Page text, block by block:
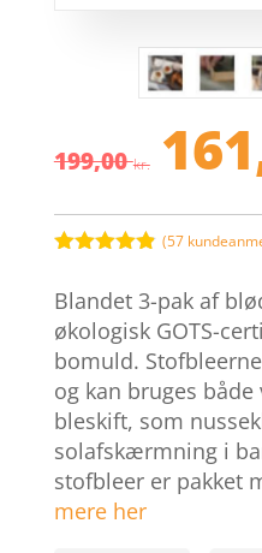
199,00kr. Den
pris
var:
ud af 5
baseret på
kundebedøm
melser
(57
Blandet 3-pak af
økologisk GOTS-
bomuld.
og kan bruges
bleskift, som
solafskærmning i
stofbleer er pakket
mere her